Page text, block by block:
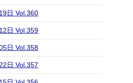
日 Vol.360
日 Vol.359
日 Vol.358
日 Vol.357